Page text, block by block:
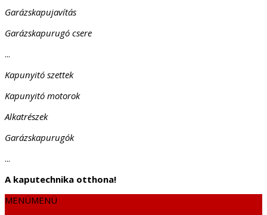
Garázskapujavítás
Garázskapurugó csere
...
Kapunyitó szettek
Kapunyitó motorok
Alkatrészek
Garázskapurugók
...
A kaputechnika otthona!
MENÜMENÜ